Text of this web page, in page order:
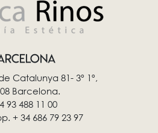
Catalunya 81- 3º 1º,
Barcelona.
93 488 11 00
+ 34 686 79 23 97